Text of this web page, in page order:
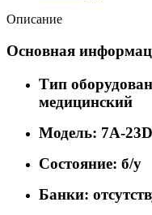
Описание
Основная
Тип
медицинский
Модель: 7A-23D
Состояние: б/у
Банки: